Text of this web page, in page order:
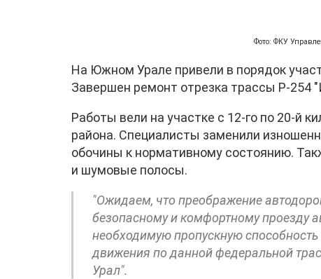
Фото: ФКУ
На Южном Урале привели в порядок
Завершен ремонт отрезка трассы Р-254
Работы вели на участке с 12-го по 20-й
района. Специалисты заменили
обочины к нормативному состоянию.
и шумовые полосы.
"Ожидаем, что преображение
безопасному и комфортному проезду
необходимую пропускную
движения по данной федеральной
Урал".